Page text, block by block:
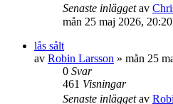
Senaste inläggetav
mån 25 maj 2026, 20:20
lås sålt
av Robin Larsson » mån 25
0 Svar
461 Visningar
Senaste inläggetav